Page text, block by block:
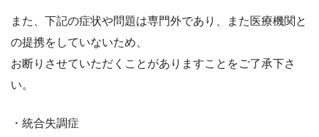
また、下記の症状や問題は専門外であり、また医療機関と
の提携をしていないため、
お断りさせていただくことがありますことをご了承下さ
い。
・統合失調症